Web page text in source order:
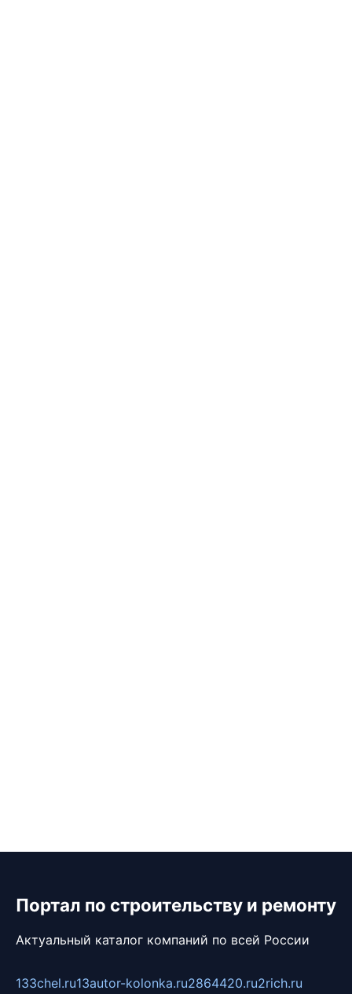
Портал по строительству и ремонту
Актуальный каталог компаний по всей России
133chel.ru13autor-kolonka.ru2864420.ru2rich.ru